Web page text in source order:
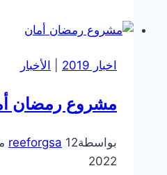
يدشن
التنفيذي
تنمية
الريفية
اخبار 2019 الأخبار
مشروع رمضان
بواسطة reeforgsa 12 مايو، 2019
2022